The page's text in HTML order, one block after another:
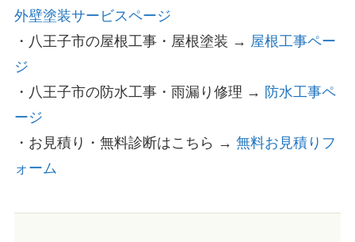
外壁塗装サービスページ
・八王子市の屋根工事・屋根塗装 → 屋根工事ペー
ジ
・八王子市の防水工事・雨漏り修理 → 防水工事ペ
ージ
・お見積り・無料診断はこちら → 無料お見積りフ
ォーム